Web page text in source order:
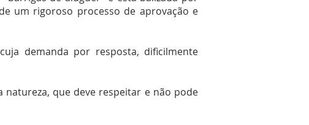
um rigoroso processo de aprovação e
demanda por resposta, dificilmente
natureza, que deve respeitar e não pode